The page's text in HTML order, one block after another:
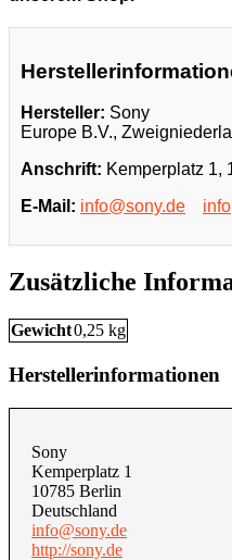
Hersteller: Sony
Europe B.V.,
Anschrift: Kemperplatz 1,
E-Mail: info@sony.de
Zusätzliche
Gewicht0,25 kg
Herstellerinformationen
Sony
Kemperplatz 1
10785 Berlin
Deutschland
info@sony.de
http://sony.de